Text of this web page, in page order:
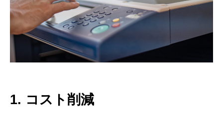
1. コスト削減